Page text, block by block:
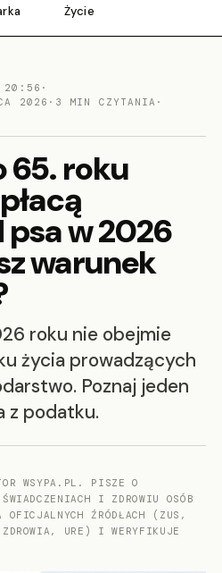
Życie
20:56 ·
2026 · 3 MIN CZYTANIA ·
65. roku
w 2026
warunek
roku nie obejmie
życia prowadzących
Poznaj jeden
z podatku.
WSYPA.PL. PISZE O
I ZDROWIU OSÓB
ŹRÓDŁACH (ZUS,
URE) I WERYFIKUJE